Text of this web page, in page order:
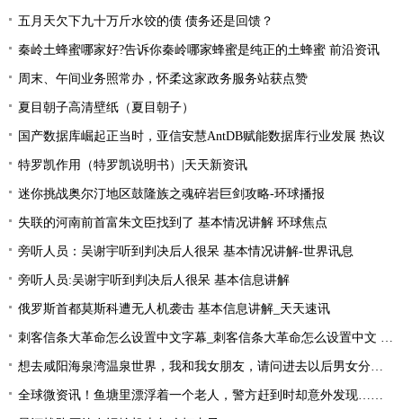
五月天欠下九十万斤水饺的债 债务还是回馈？
秦岭土蜂蜜哪家好?告诉你秦岭哪家蜂蜜是纯正的土蜂蜜 前沿资讯
周末、午间业务照常办，怀柔这家政务服务站获点赞
夏目朝子高清壁纸（夏目朝子）
国产数据库崛起正当时，亚信安慧AntDB赋能数据库行业发展 热议
特罗凯作用（特罗凯说明书）|天天新资讯
迷你挑战奥尔汀地区鼓隆族之魂碎岩巨剑攻略-环球播报
失联的河南前首富朱文臣找到了 基本情况讲解 环球焦点
旁听人员：吴谢宇听到判决后人很呆 基本情况讲解-世界讯息
旁听人员:吴谢宇听到判决后人很呆 基本信息讲解
俄罗斯首都莫斯科遭无人机袭击 基本信息讲解_天天速讯
刺客信条大革命怎么设置中文字幕_刺客信条大革命怎么设置中文 全球快播
想去咸阳海泉湾温泉世界，我和我女朋友，请问进去以后男女分开还是一起呢？
全球微资讯！鱼塘里漂浮着一个老人，警方赶到时却意外发现……